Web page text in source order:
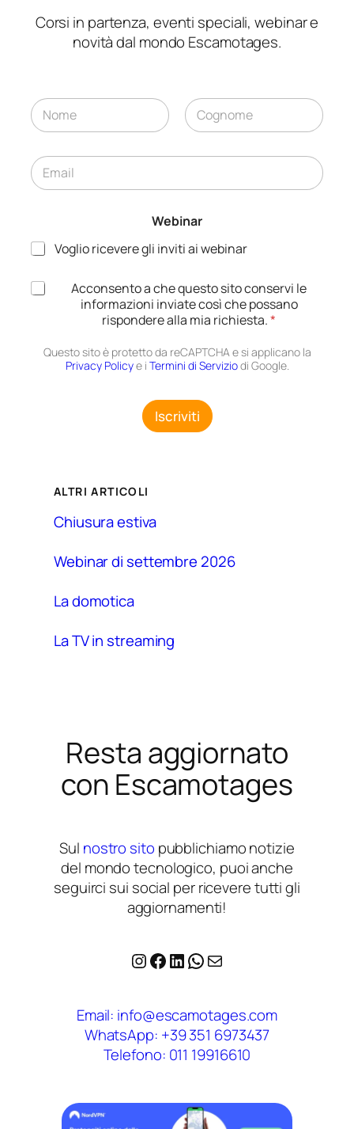
Corsi in partenza, eventi speciali, webinar e
novità dal mondo Escamotages.
N
o
m
*E
m
*
Webinar
Voglio ricevere gli inviti ai webinar
N
o
m
W
e
i
n
a
A
Acconsento a che questo sito conservi le
informazioni inviate così che possano
rispondere alla mia richiesta.*
Questo sito è protetto da reCAPTCHA e si applicano la
Privacy Policye i Termini di Serviziodi Google.
Iscriviti
ALTRI ARTICOLI
Chiusura estiva
Webinar di settembre 2026
La domotica
La TV in streaming
Resta aggiornato
con Escamotages
Sul nostro sito pubblichiamo notizie
del mondo tecnologico, puoi anche
seguirci sui social per ricevere tutti gli
aggiornamenti!
Instagram
Facebook
LinkedIn
WhatsApp
Email
Email: info@escamotages.com
WhatsApp: +39 351 6973437
Telefono: 011 19916610